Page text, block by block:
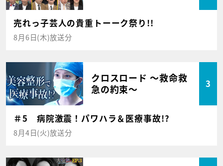
売れっ子芸人の貴重トーーク祭り!!
8月6日(木)放送分
クロスロード ～救命救
急の約束～
3
＃5 病院激震！パワハラ＆医療事故!?
8月4日(火)放送分